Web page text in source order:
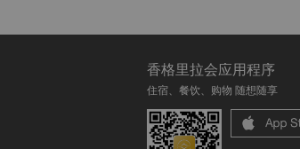
香格里拉会应用程序
住宿、餐饮、购物 随想随享